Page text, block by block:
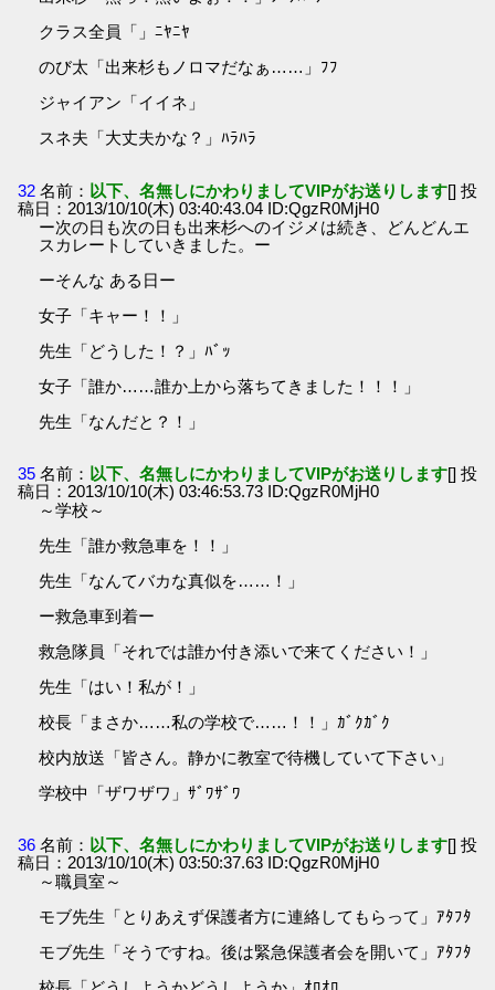
クラス全員「」ﾆﾔﾆﾔ
のび太「出来杉もノロマだなぁ……」ﾌﾌ
ジャイアン「イイネ」
スネ夫「大丈夫かな？」ﾊﾗﾊﾗ
32 名前： 以下、名無しにかわりましてVIPがお送りします[] 投
稿日：2013/10/10(木) 03:40:43.04 ID:QgzR0MjH0
ー次の日も次の日も出来杉へのイジメは続き、どんどんエ
スカレートしていきました。ー
ーそんな ある日ー
女子「キャー！！」
先生「どうした！？」ﾊﾞｯ
女子「誰か……誰か上から落ちてきました！！！」
先生「なんだと？！」
35 名前： 以下、名無しにかわりましてVIPがお送りします[] 投
稿日：2013/10/10(木) 03:46:53.73 ID:QgzR0MjH0
～学校～
先生「誰か救急車を！！」
先生「なんてバカな真似を……！」
ー救急車到着ー
救急隊員「それでは誰か付き添いで来てください！」
先生「はい！私が！」
校長「まさか……私の学校で……！！」ｶﾞｸｶﾞｸ
校内放送「皆さん。静かに教室で待機していて下さい」
学校中「ザワザワ」ｻﾞﾜｻﾞﾜ
36 名前： 以下、名無しにかわりましてVIPがお送りします[] 投
稿日：2013/10/10(木) 03:50:37.63 ID:QgzR0MjH0
～職員室～
モブ先生「とりあえず保護者方に連絡してもらって」ｱﾀﾌﾀ
モブ先生「そうですね。後は緊急保護者会を開いて」ｱﾀﾌﾀ